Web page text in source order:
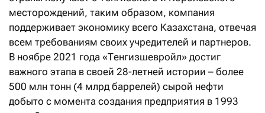
месторождений, таким образом, компания
поддерживает экономику всего Казахстана, отвечая
всем требованиям своих учредителей и партнеров.
В ноябре 2021 года «Тенгизшевройл» достиг
важного этапа в своей 28-летней истории – более
500 млн тонн (4 млрд баррелей) сырой нефти
добыто с момента создания предприятия в 1993